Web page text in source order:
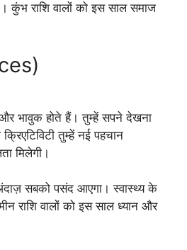
कुंभ राशि वालों को इस साल समाज
और भावुक होते हैं। तुम्हें सपने देखना
तुम्हें नई पहचान
मिलेगी।
अंदाज़ सबको पसंद आएगा। स्वास्थ्य के
राशि वालों को इस साल ध्यान और